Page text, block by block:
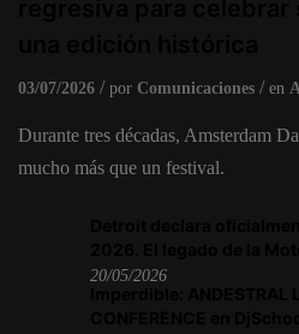
03/07/2026 por Comunicaciones en
Durante tres décadas, Amsterdam
mucho más que un festival.
20/05/2026